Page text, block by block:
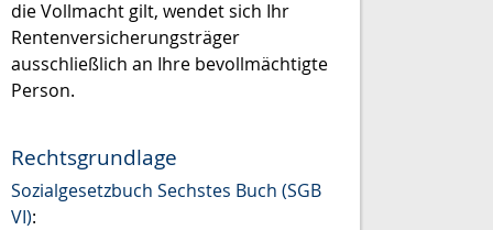
die Vollmacht gilt, wendet sich Ihr
Rentenversicherungsträger
ausschließlich an Ihre bevollmächtigte
Person.
Rechtsgrundlage
Sozialgesetzbuch Sechstes Buch (SGB
VI):